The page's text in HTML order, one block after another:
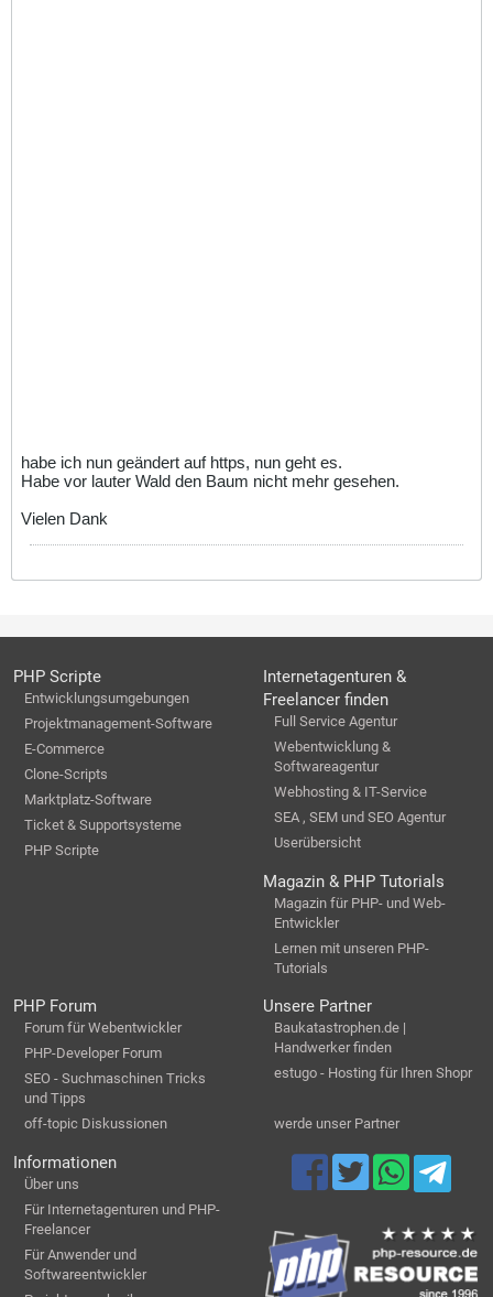
habe ich nun geändert auf https, nun geht es.
Habe vor lauter Wald den Baum nicht mehr gesehen.
Vielen Dank
PHP Scripte
Entwicklungsumgebungen
Projektmanagement-Software
E-Commerce
Clone-Scripts
Marktplatz-Software
Ticket & Supportsysteme
PHP Scripte
Internetagenturen &
Freelancer finden
Full Service Agentur
Webentwicklung &
Softwareagentur
Webhosting & IT-Service
SEA , SEM und SEO Agentur
Userübersicht
Magazin & PHP Tutorials
Magazin für PHP- und Web-
Entwickler
Lernen mit unseren PHP-
Tutorials
PHP Forum
Forum für Webentwickler
PHP-Developer Forum
SEO - Suchmaschinen Tricks
und Tipps
off-topic Diskussionen
Unsere Partner
Baukatastrophen.de |
Handwerker finden
estugo - Hosting für Ihren Shopr
werde unser Partner
Informationen
Über uns
Für Internetagenturen und PHP-
Freelancer
Für Anwender und
Softwareentwickler